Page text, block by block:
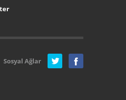
Sosyal Ağlar